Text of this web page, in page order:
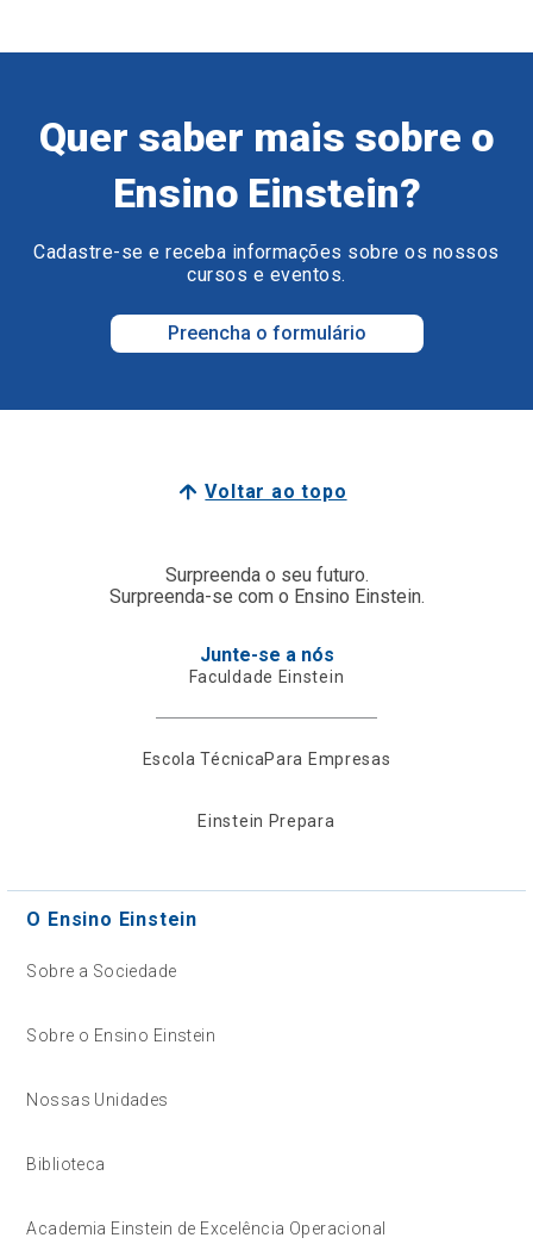
Quer saber mais sobre o
Ensino Einstein?
Cadastre-se e receba informações sobre os nossos
cursos e eventos.
Preencha o formulário
Voltar ao topo
Surpreenda o seu futuro.
Surpreenda-se com o Ensino Einstein.
Junte-se a nós
Faculdade Einstein
Escola TécnicaPara Empresas
Einstein Prepara
O Ensino Einstein
Sobre a Sociedade
Sobre o Ensino Einstein
Nossas Unidades
Biblioteca
Academia Einstein de Excelência Operacional